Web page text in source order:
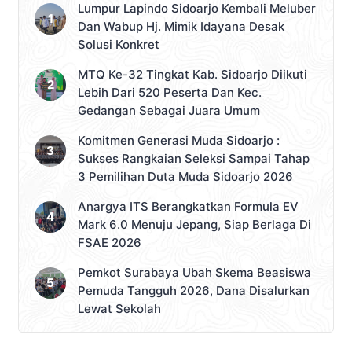
Lumpur Lapindo Sidoarjo Kembali Meluber
Dan Wabup Hj. Mimik Idayana Desak
Solusi Konkret
MTQ Ke-32 Tingkat Kab. Sidoarjo Diikuti
Lebih Dari 520 Peserta Dan Kec.
Gedangan Sebagai Juara Umum
Komitmen Generasi Muda Sidoarjo :
Sukses Rangkaian Seleksi Sampai Tahap
3 Pemilihan Duta Muda Sidoarjo 2026
Anargya ITS Berangkatkan Formula EV
Mark 6.0 Menuju Jepang, Siap Berlaga Di
FSAE 2026
Pemkot Surabaya Ubah Skema Beasiswa
Pemuda Tangguh 2026, Dana Disalurkan
Lewat Sekolah